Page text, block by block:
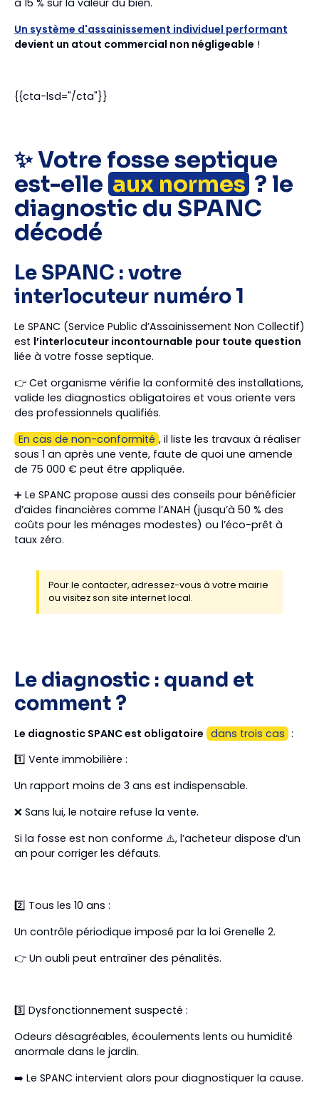
à 15 % sur la valeur du bien.
Un système d'assainissement individuel performant
devient un atout commercial non négligeable !
{{cta-lsd="/cta"}}
✨ Votre fosse septique
est-elle aux normes ? le
diagnostic du SPANC
décodé
Le SPANC : votre
interlocuteur numéro 1
Le SPANC (Service Public d’Assainissement Non Collectif)
est l’interlocuteur incontournable pour toute question
liée à votre fosse septique.
👉 Cet organisme vérifie la conformité des installations,
valide les diagnostics obligatoires et vous oriente vers
des professionnels qualifiés.
En cas de non-conformité , il liste les travaux à réaliser
sous 1 an après une vente, faute de quoi une amende
de 75 000 € peut être appliquée.
➕ Le SPANC propose aussi des conseils pour bénéficier
d’aides financières comme l’ANAH (jusqu’à 50 % des
coûts pour les ménages modestes) ou l’éco-prêt à
taux zéro.
Pour le contacter, adressez-vous à votre mairie
ou visitez son site internet local.
Le diagnostic : quand et
comment ?
Le diagnostic SPANC est obligatoire dans trois cas :
1️⃣ Vente immobilière :
Un rapport moins de 3 ans est indispensable.
❌ Sans lui, le notaire refuse la vente.
Si la fosse est non conforme ⚠️, l’acheteur dispose d’un
an pour corriger les défauts.
2️⃣ Tous les 10 ans :
Un contrôle périodique imposé par la loi Grenelle 2.
👉 Un oubli peut entraîner des pénalités.
3️⃣ Dysfonctionnement suspecté :
Odeurs désagréables, écoulements lents ou humidité
anormale dans le jardin.
➡️ Le SPANC intervient alors pour diagnostiquer la cause.